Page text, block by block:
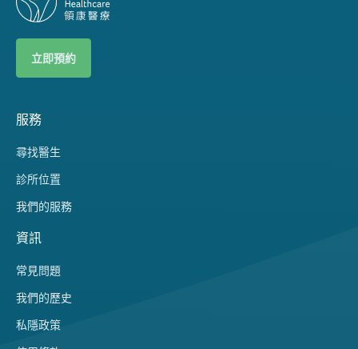
立即預約
服務
尋找醫生
診所位置
我們的服務
資訊
常見問題
我們的歷史
私隱政策